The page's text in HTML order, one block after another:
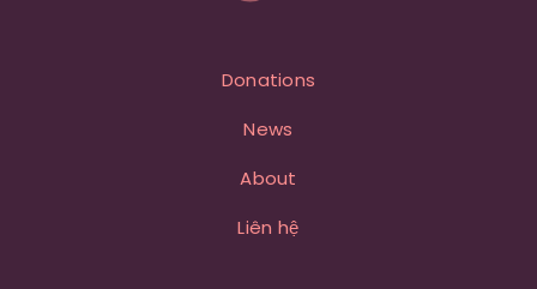
Donations
News
About
Liên hệ